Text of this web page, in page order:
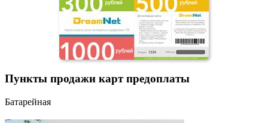
Пункты продажи карт предоплаты
Батарейная